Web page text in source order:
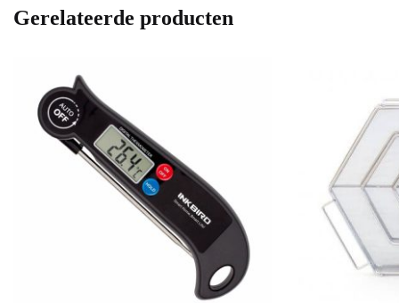
Gerelateerde producten